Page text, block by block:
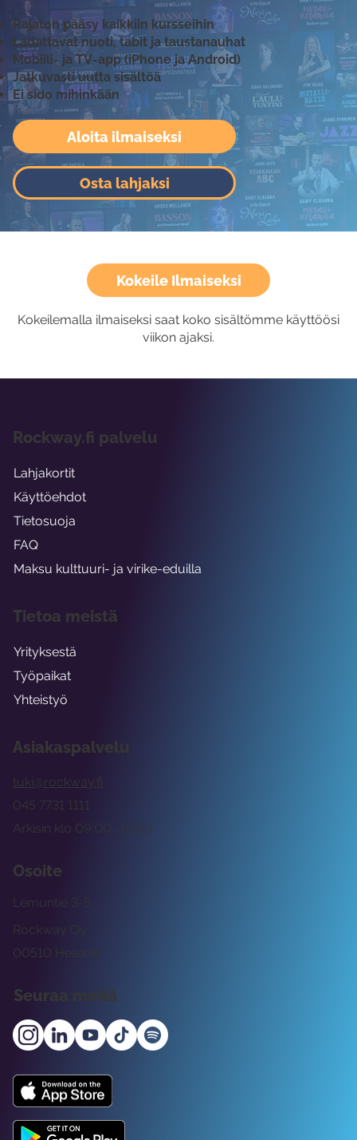
Aloita ilmaiseksi
Osta lahjaksi
Rajaton pääsy kaikkiin kursseihin
Ladattavat nuoti, tabit ja taustanauhat
Mobiili- ja TV-app (iPhone ja Android)
Jatkuvasti uutta sisältöä
Ei sido mihinkään
Kokeile Ilmaiseksi
Kokeilemalla ilmaiseksi saat koko sisältömme käyttöösi
viikon ajaksi.
Asiakaspalvelu
tuki@rockway.fi
Arkisin klo 09:00 -15:00
045 7731 1111
Osoite
Rockway Oy
Lemuntie 3-5
00510 Helsinki
Seuraa meitä
Rockway.fi palvelu
Lahjakortit
Käyttöehdot
Tietosuoja
FAQ
Maksu kulttuuri- ja virike-eduilla
Tietoa meistä
Yrityksestä
Työpaikat
Yhteistyö